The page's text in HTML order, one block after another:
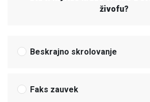
živofu?
Beskrajno skrolovanje
Faks zauvek